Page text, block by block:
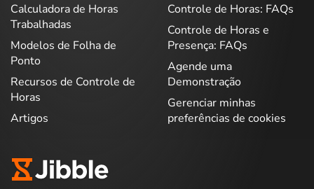
Calculadora de Horas
Trabalhadas
Modelos de Folha de
Ponto
Recursos de Controle de
Horas
Artigos
Controle de Horas: FAQs
Controle de Horas e
Presença: FAQs
Agende uma
Demonstração
Gerenciar minhas
preferências de cookies